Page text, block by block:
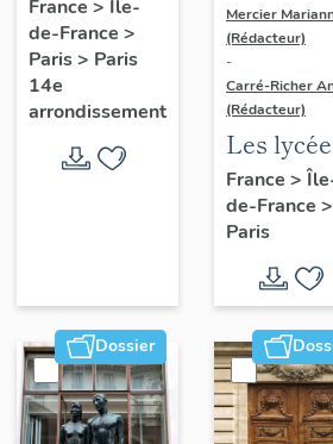
France > Île-
de-France >
Paris> Paris
14e
arrondissement
Mercier
(Rédacteur)
-
Carré-Richer
(Rédacteur)
Les
Jean-
Dondel
Roger
Dhuit
France >
de-France >
Paris
Dossier